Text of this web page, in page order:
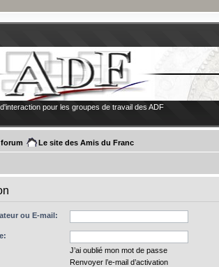
pour les groupes de travail des ADF
Le site des Amis du Franc
ou E-mail:
J’ai oublié mon mot de passe
Renvoyer l’e-mail d’activation